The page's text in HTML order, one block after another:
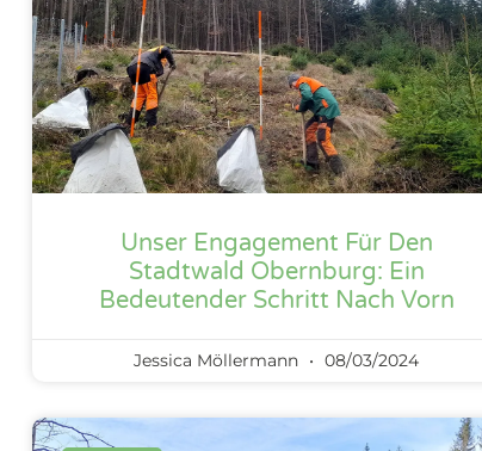
Unser Engagement Für Den
Stadtwald Obernburg: Ein
Bedeutender Schritt Nach Vorn
Jessica Möllermann 08/03/2024